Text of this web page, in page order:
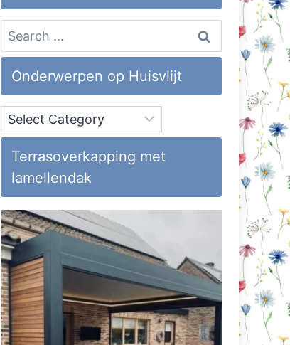
Search
for:
Onderwerpen op Huisvlijt
Onderwerpen
op
Huisvlijt
Terrasoverkapping met
lamellendak